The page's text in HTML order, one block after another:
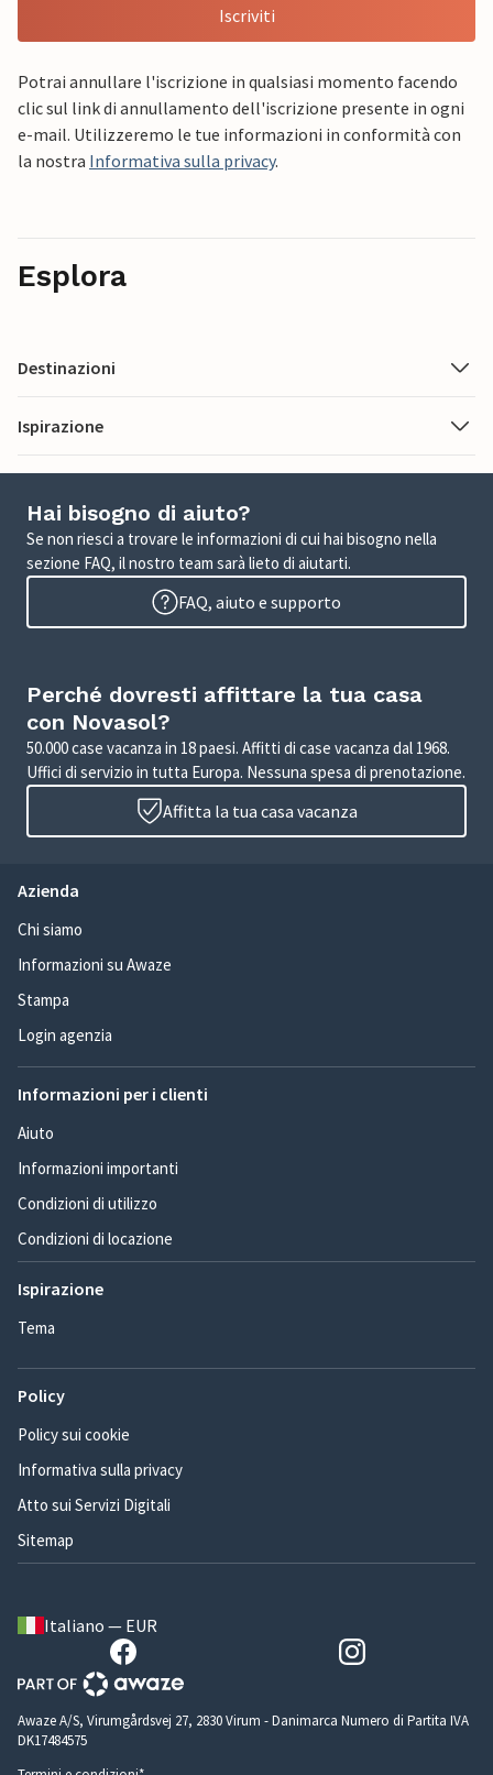
Iscriviti
Potrai annullare l'iscrizione in qualsiasi momento facendo
clic sul link di annullamento dell'iscrizione presente in ogni
e-mail. Utilizzeremo le tue informazioni in conformità con
la nostra Informativa sulla privacy.
Esplora
Destinazioni
Ispirazione
Hai bisogno di aiuto?
Se non riesci a trovare le informazioni di cui hai bisogno nella
sezione FAQ, il nostro team sarà lieto di aiutarti.
FAQ, aiuto e supporto
Perché dovresti affittare la tua casa
con Novasol?
50.000 case vacanza in 18 paesi. Affitti di case vacanza dal 1968.
Uffici di servizio in tutta Europa. Nessuna spesa di prenotazione.
Affitta la tua casa vacanza
Azienda
Chi siamo
Informazioni su Awaze
Stampa
Login agenzia
Informazioni per i clienti
Aiuto
Informazioni importanti
Condizioni di utilizzo
Condizioni di locazione
Ispirazione
Tema
Policy
Policy sui cookie
Informativa sulla privacy
Atto sui Servizi Digitali
Sitemap
Italiano — EUR
Awaze A/S, Virumgårdsvej 27, 2830 Virum - Danimarca Numero di Partita IVA
DK17484575